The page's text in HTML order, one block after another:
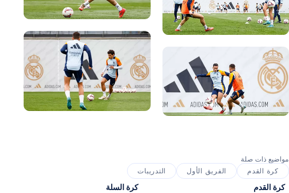
مواضيع ذات صلة
كرة القدم
الفريق الأول التدريبات
كرة القدم كرة السلة